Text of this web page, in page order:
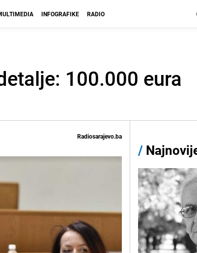
INFOGRAFIKE RADIO
100.000 eura
Radiosarajevo.ba
/